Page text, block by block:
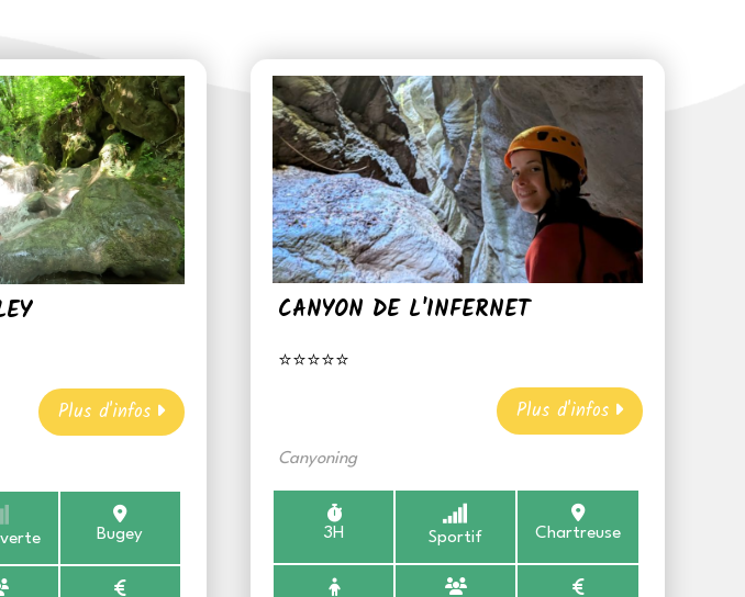
Plus d'infos
Bugey
CANYON DE L'INFERNET
⭐⭐⭐⭐⭐
Plus d'infos
Canyoning
3H Sportif Chartreuse